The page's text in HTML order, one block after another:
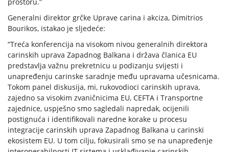
Generalni direktor grčke Uprave carina i akciza, Dimitrios
Bourikos, istakao je sljedeće:
“Treća konferencija na visokom nivou generalnih direktora
carinskih uprava Zapadnog Balkana i država članica EU
predstavlja važnu prekretnicu u podizanju svijesti i
unapređenju carinske saradnje među upravama učesnicama.
Tokom panel diskusija, mi, rukovodioci carinskih uprava,
zajedno sa visokim zvaničnicima EU, CEFTA i Transportne
zajednice, uspješno smo sagledali napredak, ocijenili
postignuća i identifikovali naredne korake u procesu
integracije carinskih uprava Zapadnog Balkana u carinski
ekosistem EU. U tom cilju, fokusirali smo se na unapređenje